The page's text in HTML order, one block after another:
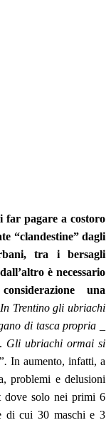
far pagare a costoro
“clandestine” dagli
tra i bersagli
è necessario
una
Trentino gli ubriachi
di tasca propria
Gli ubriachi ormai si
In aumento, infatti, a
problemi e delusioni
dove solo nei primi 6
di cui 30 maschi e 3